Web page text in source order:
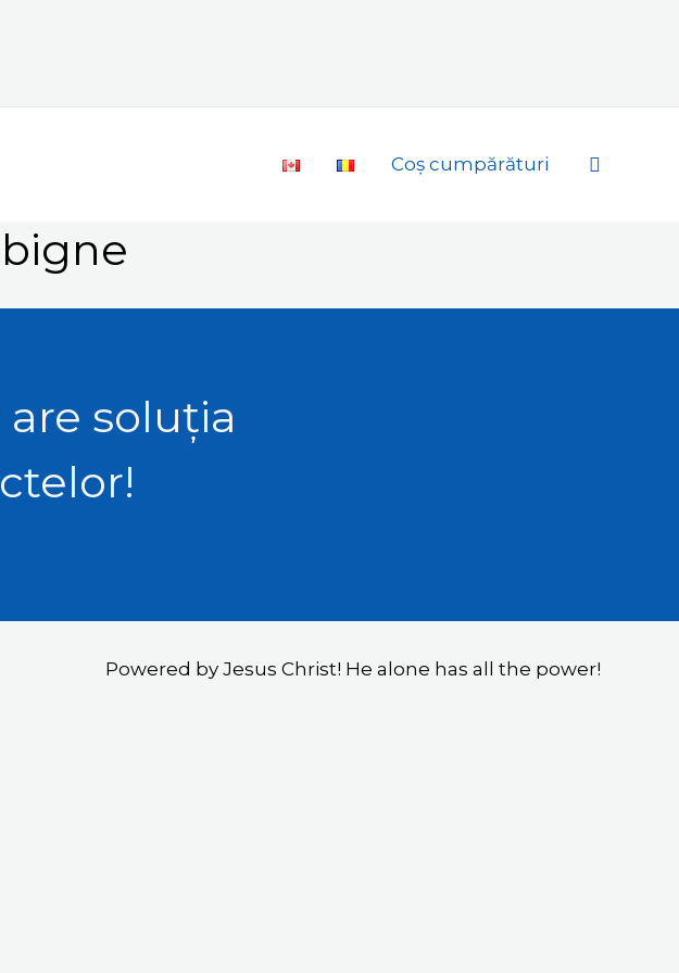
Coș cumpărături Search
soluția
Powered by Jesus Christ! He alone has all the power!